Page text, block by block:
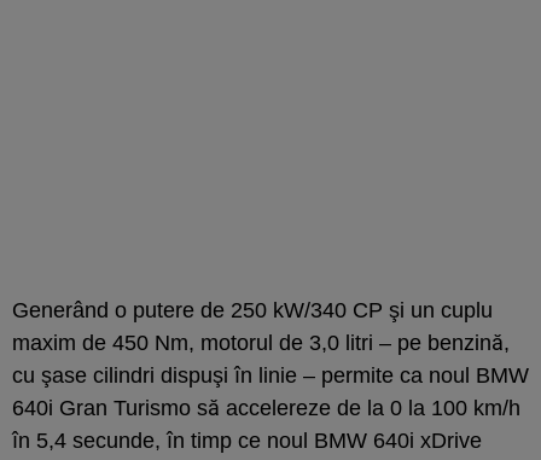
Generând o putere de 250 kW/340 CP şi un cuplu
maxim de 450 Nm, motorul de 3,0 litri – pe benzină,
cu şase cilindri dispuşi în linie – permite ca noul BMW
640i Gran Turismo să accelereze de la 0 la 100 km/h
în 5,4 secunde, în timp ce noul BMW 640i xDrive